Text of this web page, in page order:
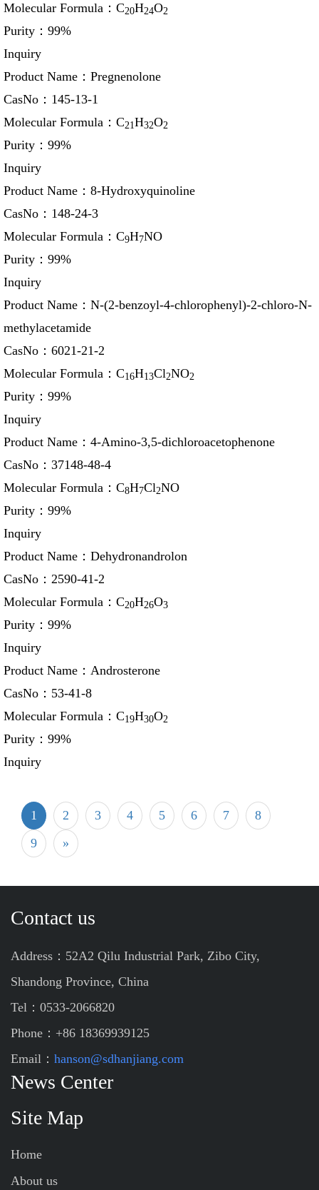
Molecular Formula： C20H24O2
Purity： 99%
Inquiry
Product Name： Pregnenolone
CasNo： 145-13-1
Molecular Formula： C21H32O2
Purity： 99%
Inquiry
Product Name： 8-Hydroxyquinoline
CasNo： 148-24-3
Molecular Formula： C9H7NO
Purity： 99%
Inquiry
Product Name： N-(2-benzoyl-4-chlorophenyl)-2-chloro-N-
methylacetamide
CasNo： 6021-21-2
Molecular Formula： C16H13Cl2NO2
Purity： 99%
Inquiry
Product Name： 4-Amino-3,5-dichloroacetophenone
CasNo： 37148-48-4
Molecular Formula： C8H7Cl2NO
Purity： 99%
Inquiry
Product Name： Dehydronandrolon
CasNo： 2590-41-2
Molecular Formula： C20H26O3
Purity： 99%
Inquiry
Product Name： Androsterone
CasNo： 53-41-8
Molecular Formula： C19H30O2
Purity： 99%
Inquiry
1 2 3 4 5 6 7
8
9
»
Contact us
Address：52A2 Qilu Industrial Park, Zibo City,
Shandong Province, China
Tel：0533-2066820
Phone：+86 18369939125
Email： hanson@sdhanjiang.com
News Center
Site Map
Home
About us